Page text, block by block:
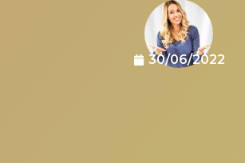
30/06/2022